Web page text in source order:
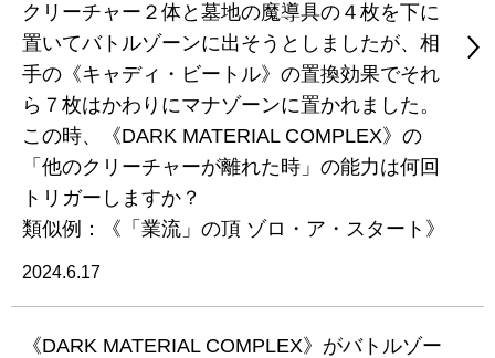
クリーチャー２体と墓地の魔導具の４枚を下に
置いてバトルゾーンに出そうとしましたが、相
手の《キャディ・ビートル》の置換効果でそれ
ら７枚はかわりにマナゾーンに置かれました。
この時、《DARK MATERIAL COMPLEX》の
「他のクリーチャーが離れた時」の能力は何回
トリガーしますか？
類似例：《「業流」の頂 ゾロ・ア・スタート》
2024.6.17
《DARK MATERIAL COMPLEX》がバトルゾー